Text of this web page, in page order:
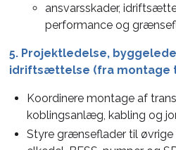
ansvarsskader,
performance og
5. Projektledelse,
idriftsættelse (fra montage
Koordinere montage af
koblingsanlæg, kabling og
Styre grænseflader til